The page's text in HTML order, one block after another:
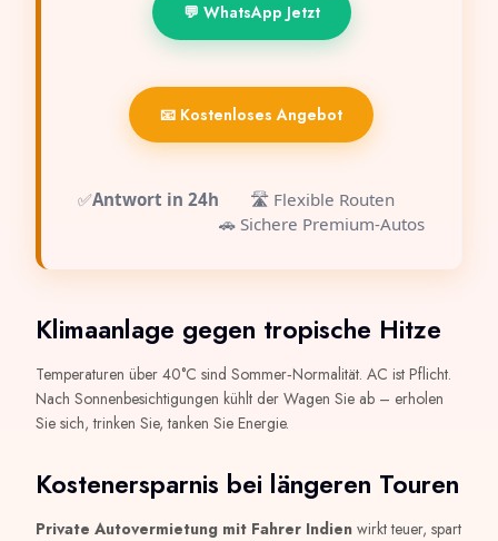
💬 WhatsApp Jetzt
📧 Kostenloses Angebot
✅Antwort in 24h
🛣️ Flexible Routen
🚗 Sichere Premium‑Autos
Klimaanlage gegen tropische Hitze
Temperaturen über 40°C sind Sommer‑Normalität. AC ist Pflicht.
Nach Sonnenbesichtigungen kühlt der Wagen Sie ab – erholen
Sie sich, trinken Sie, tanken Sie Energie.
Kostenersparnis bei längeren Touren
Private Autovermietung mit Fahrer Indien wirkt teuer, spart